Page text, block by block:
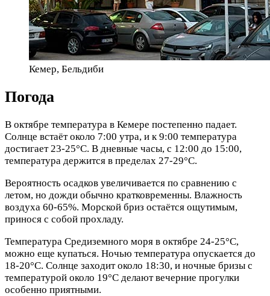
Кемер, Бельдиби
Погода
В октябре температура в Кемере постепенно падает.
Солнце встаёт около 7:00 утра, и к 9:00 температура
достигает 23-25°C. В дневные часы, с 12:00 до 15:00,
температура держится в пределах 27-29°C.
Вероятность осадков увеличивается по сравнению с
летом, но дожди обычно кратковременны. Влажность
воздуха 60-65%. Морской бриз остаётся ощутимым,
принося с собой прохладу.
Температура Средиземного моря в октябре 24-25°C,
можно еще купаться. Ночью температура опускается до
18-20°C. Солнце заходит около 18:30, и ночные бризы с
температурой около 19°C делают вечерние прогулки
особенно приятными.